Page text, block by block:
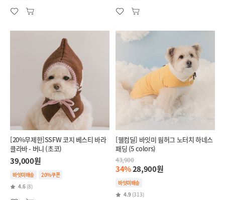
[20%무제한]SSFW 코지 베스티 바라
클라바 - 버니 (초코)
39,000원
바잇미배송
20%쿠폰
4.6 (8)
[웰컴딜] 바잇미 웜허그 노터치 하네스
패딩 (5 colors)
43,900
34%28,900원
바잇미배송
4.9 (313)